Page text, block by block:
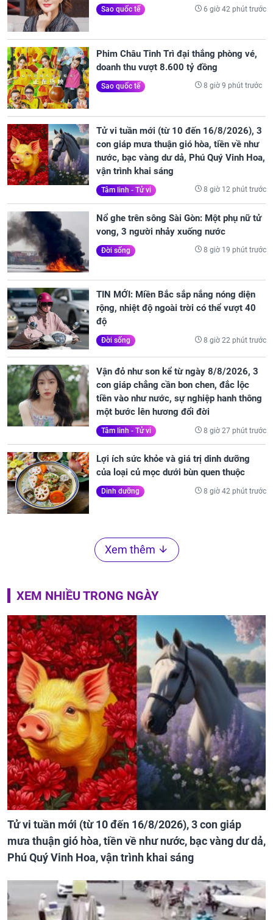
Sao quốc tế 6 giờ 42 phút trước
Phim Châu Tinh Trì đại thắng phòng vé,
doanh thu vượt 8.600 tỷ đồng
Sao quốc tế 8 giờ 9 phút trước
Tử vi tuần mới (từ 10 đến 16/8/2026), 3
con giáp mưa thuận gió hòa, tiền về như
nước, bạc vàng dư dả, Phú Quý Vinh Hoa,
vận trình khai sáng
Tâm linh - Tử vi 8 giờ 12 phút trước
Nổ ghe trên sông Sài Gòn: Một phụ nữ tử
vong, 3 người nhảy xuống nước
Đời sống 8 giờ 19 phút trước
TIN MỚI: Miền Bắc sắp nắng nóng diện
rộng, nhiệt độ ngoài trời có thể vượt 40
độ
Đời sống 8 giờ 22 phút trước
Vận đỏ như son kể từ ngày 8/8/2026, 3
con giáp chẳng cần bon chen, đắc lộc
tiền vào như nước, sự nghiệp hanh thông
một bước lên hương đổi đời
Tâm linh - Tử vi 8 giờ 27 phút trước
Lợi ích sức khỏe và giá trị dinh dưỡng
của loại củ mọc dưới bùn quen thuộc
Dinh dưỡng 8 giờ 42 phút trước
Xem thêm
XEM NHIỀU TRONG NGÀY
Tử vi tuần mới (từ 10 đến 16/8/2026), 3 con giáp
mưa thuận gió hòa, tiền về như nước, bạc vàng dư dả,
Phú Quý Vinh Hoa, vận trình khai sáng